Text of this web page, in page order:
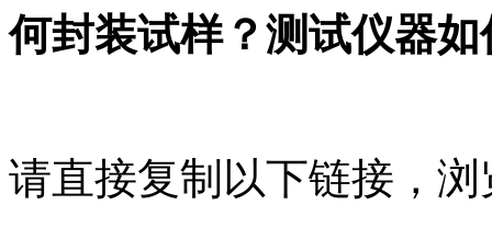
何封装试样？测试仪器
请直接复制以下链接，